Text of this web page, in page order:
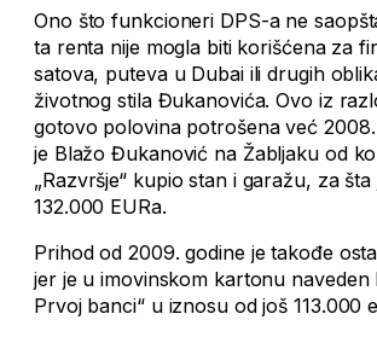
Ono što funkcioneri DPS-a ne
ta renta nije mogla biti korišćena za
satova, puteva u Dubai ili drugih
životnog stila Đukanovića. Ovo iz
gotovo polovina potrošena već
je Blažo Đukanović na Žabljaku od
„Razvršje“ kupio stan i garažu, za šta
132.000 EURa.
Prihod od 2009. godine je takođe
jer je u imovinskom kartonu naveden
Prvoj banci“ u iznosu od još 113.000